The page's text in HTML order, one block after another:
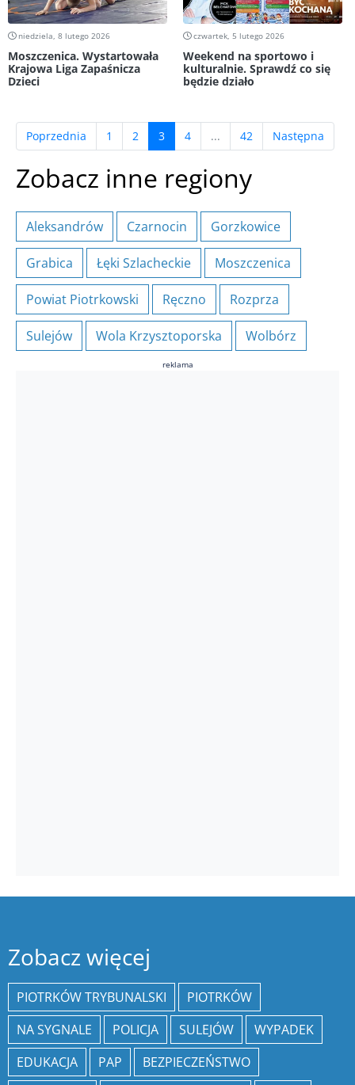
niedziela, 8 lutego 2026
Moszczenica. Wystartowała
Krajowa Liga Zapaśnicza
Dzieci
czwartek, 5 lutego 2026
Weekend na sportowo i
kulturalnie. Sprawdź co się
będzie działo
Poprzednia 1 2 3(current)
4 ... 42 Następna
Zobacz inne regiony
Aleksandrów Czarnocin Gorzkowice
Grabica Łęki Szlacheckie Moszczenica
Powiat Piotrkowski Ręczno Rozprza
Sulejów Wola Krzysztoporska Wolbórz
reklama
Zobacz więcej
PIOTRKÓW TRYBUNALSKI
PIOTRKÓW
NA SYGNALE
POLICJA SULEJÓW
WYPADEK
EDUKACJA
PAP
BEZPIECZEŃSTWO